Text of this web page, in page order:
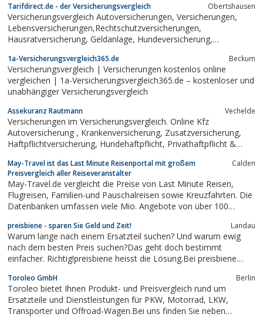
dass sie seinen Bedürfnissen angepasst ist.
Tarifdirect.de - der Versicherungsvergleich Obertshausen
Versicherungsvergleich Autoversicherungen, Versicherungen,
Lebensversicherungen,Rechtschutzversicherungen,
Hausratversicherung, Geldanlage, Hundeversicherung,
1a-Versicherungsvergleich365.de Beckum
Versicherungsvergleich | Versicherungen kostenlos online
vergleichen | 1a-Versicherungsvergleich365.de – kostenloser und
unabhängiger Versicherungsvergleich
Assekuranz Rautmann Vechelde
Versicherungen im Versicherungsvergleich. Online Kfz
Autoversicherung , Krankenversicherung, Zusatzversicherung,
Haftpflichtversicherung, Hundehaftpflicht, Privathaftpflicht &
May-Travel ist das Last Minute Reisenportal mit großem
Preisvergleich aller Reiseveranstalter
Calden
May-Travel.de vergleicht die Preise von Last Minute Reisen,
Flugreisen, Familien-und Pauschalreisen sowie Kreuzfahrten. Die
Datenbanken umfassen viele Mio. Angebote von über 100
fliegen!
preisbiene - sparen Sie Geld und Zeit! Landau
Warum lange nach einem Ersatzteil suchen? Und warum ewig
nach dem besten Preis suchen?Das geht doch bestimmt
einfacher. Richtig!preisbiene heisst die Lösung.Bei preisbiene
dem was Sie suchen und die Verkäufer machen Ihnen
Angebote.Einfacher geht es wirklich nicht....
Toroleo GmbH Berlin
Toroleo bietet Ihnen Produkt- und Preisvergleich rund um
Ersatzteile und Dienstleistungen für PKW, Motorrad, LKW,
Transporter und Offroad-Wagen.Bei uns finden Sie neben